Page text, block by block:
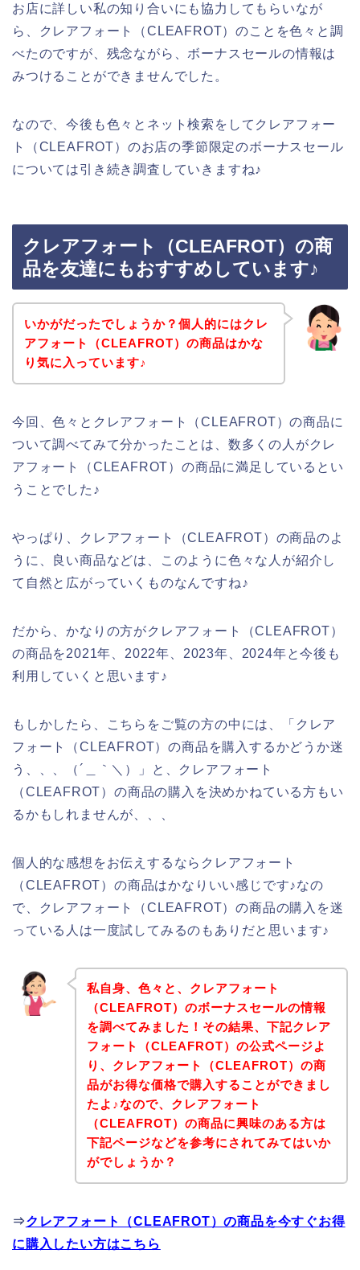
お店に詳しい私の知り合いにも協力してもらいなが
ら、クレアフォート（CLEAFROT）のことを色々と調
べたのですが、残念ながら、ボーナスセールの情報は
みつけることができませんでした。
なので、今後も色々とネット検索をしてクレアフォー
ト（CLEAFROT）のお店の季節限定のボーナスセール
については引き続き調査していきますね♪
クレアフォート（CLEAFROT）の商
品を友達にもおすすめしています♪
いかがだったでしょうか？個人的にはクレ
アフォート（CLEAFROT）の商品はかな
り気に入っています♪
今回、色々とクレアフォート（CLEAFROT）の商品に
ついて調べてみて分かったことは、数多くの人がクレ
アフォート（CLEAFROT）の商品に満足しているとい
うことでした♪
やっぱり、クレアフォート（CLEAFROT）の商品のよ
うに、良い商品などは、このように色々な人が紹介し
て自然と広がっていくものなんですね♪
だから、かなりの方がクレアフォート（CLEAFROT）
の商品を2021年、2022年、2023年、2024年と今後も
利用していくと思います♪
もしかしたら、こちらをご覧の方の中には、「クレア
フォート（CLEAFROT）の商品を購入するかどうか迷
う、、、（´＿｀＼）」と、クレアフォート
（CLEAFROT）の商品の購入を決めかねている方もい
るかもしれませんが、、、
個人的な感想をお伝えするならクレアフォート
（CLEAFROT）の商品はかなりいい感じです♪なの
で、クレアフォート（CLEAFROT）の商品の購入を迷
っている人は一度試してみるのもありだと思います♪
私自身、色々と、クレアフォート
（CLEAFROT）のボーナスセールの情報
を調べてみました！その結果、下記クレア
フォート（CLEAFROT）の公式ページよ
り、クレアフォート（CLEAFROT）の商
品がお得な価格で購入することができまし
たよ♪なので、クレアフォート
（CLEAFROT）の商品に興味のある方は
下記ページなどを参考にされてみてはいか
がでしょうか？
⇒クレアフォート（CLEAFROT）の商品を今すぐお得
に購入したい方はこちら